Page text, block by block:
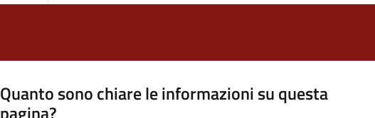
Quanto sono chiare le informazioni su questa